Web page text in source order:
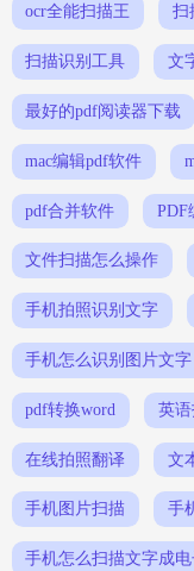
ocr全能扫描王 扫
扫描识别工具 文
最好的pdf阅读器下载
mac编辑pdf软件
pdf合并软件 PDF
文件扫描怎么操作
手机拍照识别文字
手机怎么识别图片文字
pdf转换word 英
在线拍照翻译 文
手机图片扫描 手
手机怎么扫描文字成